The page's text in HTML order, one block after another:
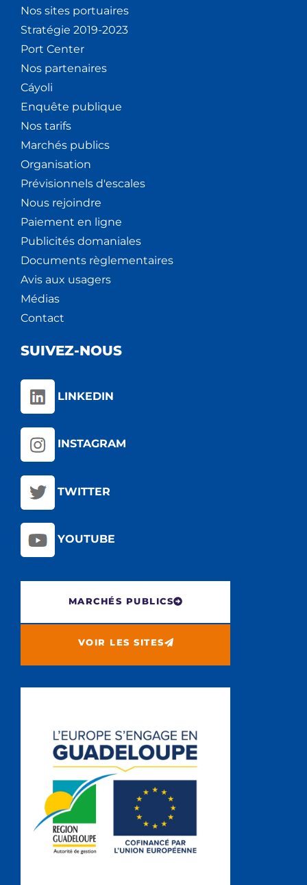
Nos sites portuaires
Stratégie 2019-2023
Port Center
Nos partenaires
Cáyoli
Enquête publique
Nos tarifs
Marchés publics
Organisation
Prévisionnels d'escales
Nous rejoindre
Paiement en ligne
Publicités domaniales
Documents règlementaires
Avis aux usagers
Médias
Contact
SUIVEZ-NOUS
LINKEDIN
INSTAGRAM
TWITTER
YOUTUBE
MARCHÉS PUBLICS
VOIR LES SITES